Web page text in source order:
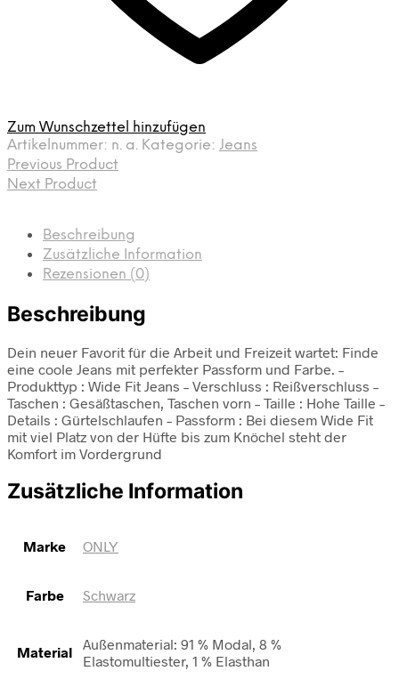
Zum Wunschzettel hinzufügen
Artikelnummer: n. a. Kategorie: Jeans
Previous Product
Next Product
Beschreibung
Zusätzliche Information
Rezensionen (0)
Beschreibung
Dein neuer Favorit für die Arbeit und Freizeit wartet: Finde
eine coole Jeans mit perfekter Passform und Farbe. –
Produkttyp : Wide Fit Jeans – Verschluss : Reißverschluss –
Taschen : Gesäßtaschen, Taschen vorn – Taille : Hohe Taille –
Details : Gürtelschlaufen – Passform : Bei diesem Wide Fit
mit viel Platz von der Hüfte bis zum Knöchel steht der
Komfort im Vordergrund
Zusätzliche Information
Marke ONLY
Farbe Schwarz
Material
Außenmaterial: 91 % Modal, 8 %
Elastomultiester, 1 % Elasthan